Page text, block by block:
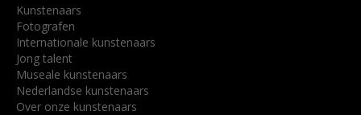
Kunstenaars
Fotografen
Internationale kunstenaars
Jong talent
Museale kunstenaars
Nederlandse kunstenaars
Over onze kunstenaars